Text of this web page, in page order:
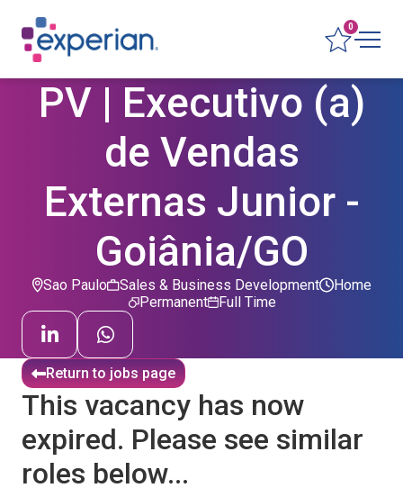
0
PV | Executivo (a)
de Vendas
Externas Junior -
Goiânia/GO
Sao Paulo
Sales & Business Development
Permanent
Home
Full Time
Return to jobs page
This vacancy has now
expired. Please see similar
roles below...